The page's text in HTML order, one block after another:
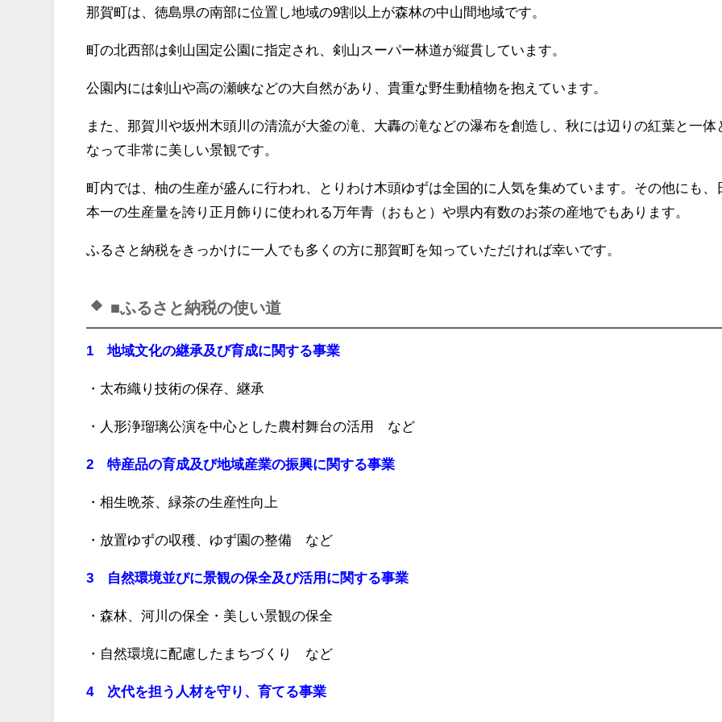
那賀町は、徳島県の南部に位置し地域の9割以上が森林の中山間地域です。
町の北西部は剣山国定公園に指定され、剣山スーパー林道が縦貫しています。
公園内には剣山や高の瀬峡などの大自然があり、貴重な野生動植物を抱えています。
また、那賀川や坂州木頭川の清流が大釜の滝、大轟の滝などの瀑布を創造し、秋には辺りの紅葉と一体
なって非常に美しい景観です。
町内では、柚の生産が盛んに行われ、とりわけ木頭ゆずは全国的に人気を集めています。その他にも、
本一の生産量を誇り正月飾りに使われる万年青（おもと）や県内有数のお茶の産地でもあります。
ふるさと納税をきっかけに一人でも多くの方に那賀町を知っていただければ幸いです。
■ふるさと納税の使い道
1 地域文化の継承及び育成に関する事業
・太布織り技術の保存、継承
・人形浄瑠璃公演を中心とした農村舞台の活用 など
2 特産品の育成及び地域産業の振興に関する事業
・相生晩茶、緑茶の生産性向上
・放置ゆずの収穫、ゆず園の整備 など
3 自然環境並びに景観の保全及び活用に関する事業
・森林、河川の保全・美しい景観の保全
・自然環境に配慮したまちづくり など
4 次代を担う人材を守り、育てる事業